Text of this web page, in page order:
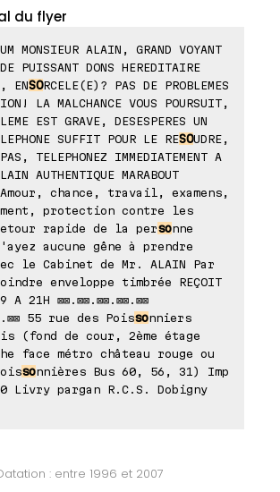
du flyer
MONSIEUR ALAIN, GRAND VOYANT
PUISSANT DONS HEREDITAIRE
ENSORCELE(E)? PAS DE PROBLEMES
LA MALCHANCE VOUS POURSUIT,
EST GRAVE, DESESPERES UN
SUFFIT POUR LE RESOUDRE,
TELEPHONEZ IMMEDIATEMENT A
AUTHENTIQUE MARABOUT
Amour, chance, travail, examens,
protection contre les
rapide de la personne
aucune gêne à prendre
le Cabinet de Mr. ALAIN Par
enveloppe timbrée REÇOIT
A 21H ⊠⊠.⊠⊠.⊠⊠.⊠⊠.⊠⊠
55 rue des Poissonniers
(fond de cour, 2ème étage
face métro château rouge ou
sonnières Bus 60, 56, 31) Imp
Livry pargan R.C.S. Dobigny
: entre 1996 et 2007